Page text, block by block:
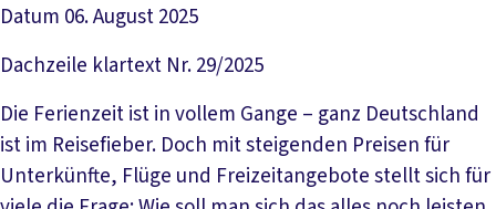
Datum 06. August 2025
Dachzeile klartext Nr. 29/2025
Die Ferienzeit ist in vollem Gange – ganz Deutschland
ist im Reisefieber. Doch mit steigenden Preisen für
Unterkünfte, Flüge und Freizeitangebote stellt sich für